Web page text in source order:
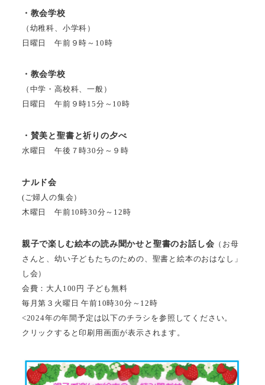
・教会学校
（幼稚科、小学科）
日曜日 午前９時～10時
・教会学校
（中学・高校科、一般）
日曜日 午前９時15分～10時
・賛美と聖書と祈りの夕べ
水曜日 午後７時30分～９時
ナルド会
(ご婦人の集会）
木曜日 午前10時30分～12時
親子で楽しむ絵本の読み聞かせと聖書のお話し会 （お母
さんと、幼い子どもたちのための、聖書と絵本のおはなし」
し会）
会費：大人100円 子ども無料
毎月第３火曜日 午前10時30分～12時
<2024年の年間予定は以下のチラシを参照してください。
クリックすると印刷用画面が表示されます。